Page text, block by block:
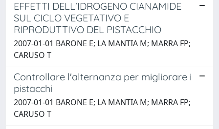
EFFETTI DELL'IDROGENO CIANAMIDE
SUL CICLO VEGETATIVO E
RIPRODUTTIVO DEL PISTACCHIO
2007-01-01 BARONE E; LA MANTIA M; MARRA FP;
CARUSO T
Controllare l'alternanza per migliorare i
pistacchi
2007-01-01 BARONE E; LA MANTIA M; MARRA FP;
CARUSO T